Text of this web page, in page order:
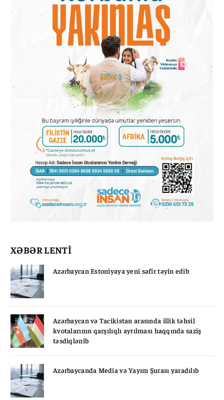
XƏBƏR LENTİ
Azərbaycan Estoniyaya yeni səfir təyin edib
Azərbaycan və Tacikistan arasında illik təhsil
kvotalarının qarşılıqlı ayrılması haqqında saziş
təsdiqlənib
Azərbaycanda Media və Yayım Şurası yaradılıb